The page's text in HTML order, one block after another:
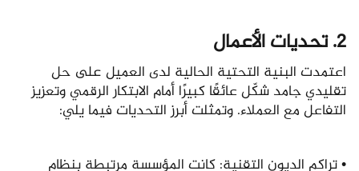
2. تحديات الأعمال
اعتمدت البنية التحتية الحالية لدى العميل على حل
تقليدي جامد شكّل عائقًا كبيرًا أمام الابتكار الرقمي وتعزيز
التفاعل مع العملاء. وتمثلت أبرز التحديات فيما يلي:
• تراكم الديون التقنية: كانت المؤسسة مرتبطة بنظام